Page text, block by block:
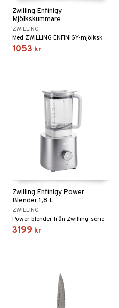
Zwilling Enfinigy
Mjölkskummare
ZWILLING
Med ZWILLING ENFINIGY-mjölkskummaren uppnår du baristakvalitet själv i ditt eget hem.
1053 kr
Zwilling Enfinigy Power
Blender 1,8 L
ZWILLING
Power blender från Zwilling-serien Enfinigy.
3199 kr